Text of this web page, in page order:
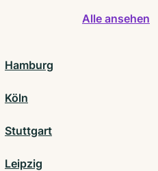
Alle ansehen
Hamburg
Köln
Stuttgart
Leipzig